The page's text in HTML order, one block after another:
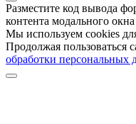
Разместите код вывода
контента модального окна
Мы используем cookies
Продолжая пользоваться
обработки персональных